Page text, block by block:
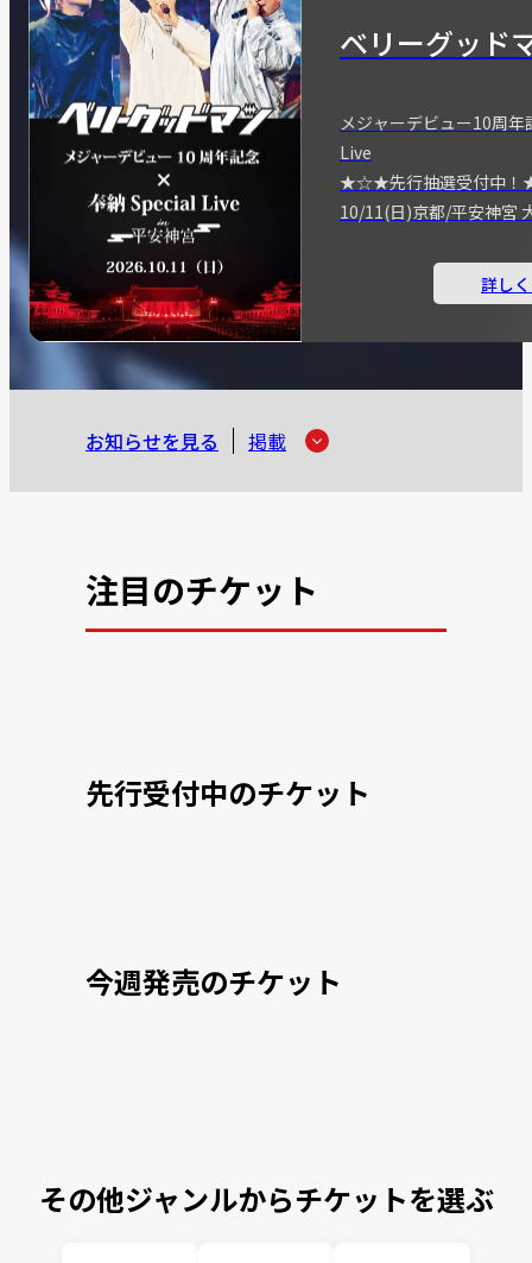
ベリーグッド
メジャーデビュー10周
Live
★☆★先行抽選受付中
10/11(日)京都/平安神宮
詳し
お知らせを見る 掲載
注目のチケット
先行受付中のチケット
今週発売のチケット
その他ジャンルからチケットを選ぶ